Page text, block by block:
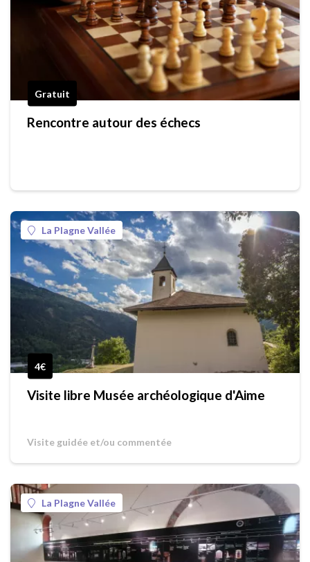
Gratuit
Rencontre autour des échecs
La Plagne Vallée
4€
Visite libre Musée archéologique d'Aime
Visite guidée et/ou commentée
La Plagne Vallée